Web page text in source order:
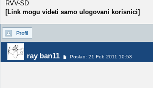
RVV-SD
[Link mogu videti samo ulogovani korisnici]
Profil
ray ban11 Poslao: 21 Feb 2011 10:53